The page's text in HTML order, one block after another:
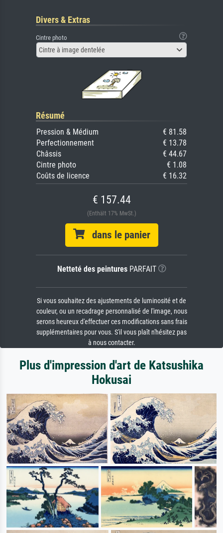
Divers & Extras
Cintre photo
Cintre à image dentelée
Résumé
Pression & Médium
€ 81.58
Perfectionnement
€ 13.78
Châssis
€ 44.67
Cintre photo
€ 1.08
Coûts de licence
€ 16.32
€ 157.44
(Enthält 17% MwSt.)
dans le panier
Netteté des peinturesPARFAIT
Si vous souhaitez des ajustements de luminosité et de
couleur, ou un recadrage personnalisé de l'image, nous
serons heureux d'effectuer ces modifications sans frais
supplémentaires pour vous. S'il vous plaît n'hésitez pas
à nous contacter.
Plus d'impression d'art de Katsushika
Hokusai